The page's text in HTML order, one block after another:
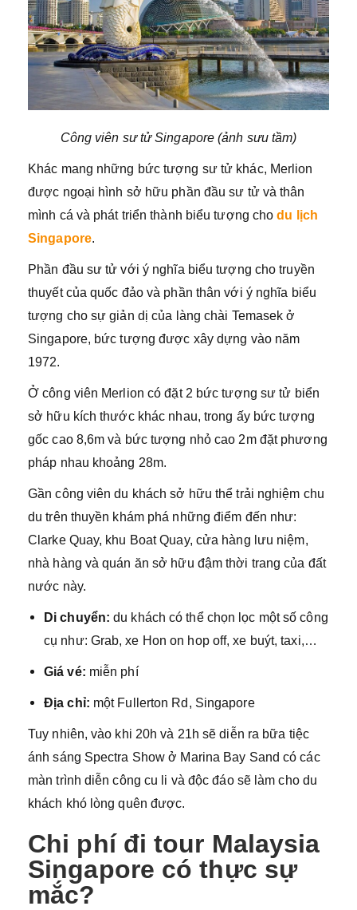
Công viên sư tử Singapore (ảnh sưu tầm)
Khác mang những bức tượng sư tử khác, Merlion
được ngoại hình sở hữu phần đầu sư tử và thân
mình cá và phát triển thành biểu tượng chodu lịch
Singapore.
Phần đầu sư tử với ý nghĩa biểu tượng cho truyền
thuyết của quốc đảo và phần thân với ý nghĩa biểu
tượng cho sự giản dị của làng chài Temasek ở
Singapore, bức tượng được xây dựng vào năm
1972.
Ở công viên Merlion có đặt 2 bức tượng sư tử biển
sở hữu kích thước khác nhau, trong ấy bức tượng
gốc cao 8,6m và bức tượng nhỏ cao 2m đặt phương
pháp nhau khoảng 28m.
Gần công viên du khách sở hữu thể trải nghiệm chu
du trên thuyền khám phá những điểm đến như:
Clarke Quay, khu Boat Quay, cửa hàng lưu niệm,
nhà hàng và quán ăn sở hữu đậm thời trang của đất
nước này.
Di chuyển:du khách có thể chọn lọc một số công
cụ như: Grab, xe Hon on hop off, xe buýt, taxi,…
Giá vé: miễn phí
Địa chỉ: một Fullerton Rd, Singapore
Tuy nhiên, vào khi 20h và 21h sẽ diễn ra bữa tiệc
ánh sáng Spectra Show ở Marina Bay Sand có các
màn trình diễn công cu li và độc đáo sẽ làm cho du
khách khó lòng quên được.
Chi phí đi tour Malaysia
Singapore có thực sự
mắc?